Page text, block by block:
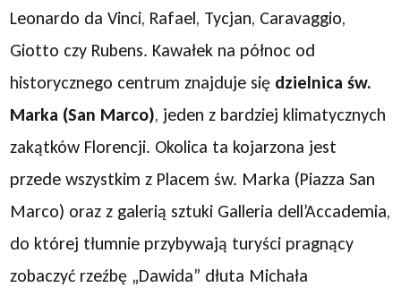
Leonardo da Vinci, Rafael, Tycjan, Caravaggio,
Giotto czy Rubens. Kawałek na północ od
historycznego centrum znajduje się dzielnica św.
Marka (San Marco), jeden z bardziej klimatycznych
zakątków Florencji. Okolica ta kojarzona jest
przede wszystkim z Placem św. Marka (Piazza San
Marco) oraz z galerią sztuki Galleria dell’Accademia,
do której tłumnie przybywają turyści pragnący
zobaczyć rzeźbę „Dawida” dłuta Michała